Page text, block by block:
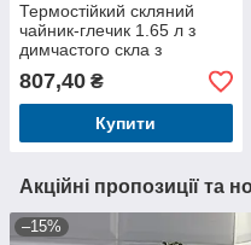
Термостійкий скляний
чайник-глечик 1.65 л з
димчастого скла з
позолоченою ручкою
807,40 ₴
Купити
Акційні пропозиції та
–15%